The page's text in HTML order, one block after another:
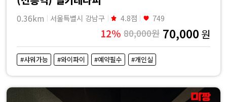
0.36km 서울특별시 강남구 4.8점 749
12% 80,000원 70,000 원
#샤워가능 #와이파이 #예약필수 #개인실